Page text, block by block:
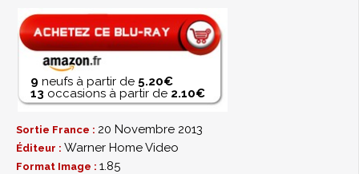
9 neufs à partir de 5.20€
13 occasions à partir de 2.10€
Sortie France : 20 Novembre 2013
Éditeur : Warner Home Video
Format Image : 1.85